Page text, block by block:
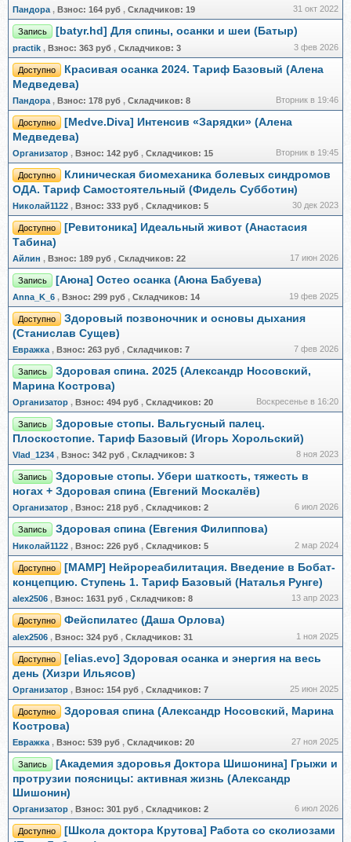
Пандора , Взнос: 164 руб , Складчиков: 19 31 окт 2022
Запись [batyr.hd] Для спины, осанки и шеи (Батыр)
practik , Взнос: 363 руб , Складчиков: 3 3 фев 2026
Доступно
Красивая осанка 2024. Тариф Базовый (Алена
Медведева)
Пандора , Взнос: 178 руб , Складчиков: 8 Вторник в 19:46
Доступно
[Medve.Diva] Интенсив «Зарядки» (Алена
Медведева)
Организатор , Взнос: 142 руб , Складчиков: 15 Вторник в 19:45
Доступно
Клиническая биомеханика болевых синдромов
ОДА. Тариф Самостоятельный (Фидель Субботин)
Николай1122 , Взнос: 333 руб , Складчиков: 5 30 дек 2023
Доступно
[Ревитоника] Идеальный живот (Анастасия
Табина)
Айлин , Взнос: 189 руб , Складчиков: 22 17 июн 2026
Запись [Аюна] Остео осанка (Аюна Бабуева)
Anna_K_6 , Взнос: 299 руб , Складчиков: 14 19 фев 2025
Доступно
Здоровый позвоночник и основы дыхания
(Станислав Сущев)
Евражкa , Взнос: 263 руб , Складчиков: 7 7 фев 2026
Запись
Здоровая спина. 2025 (Александр Носовский,
Марина Кострова)
Организатор , Взнос: 494 руб , Складчиков: 20 Воскресенье в 16:20
Запись
Здоровые стопы. Вальгусный палец.
Плоскостопие. Тариф Базовый (Игорь Хорольский)
Vlad_1234 , Взнос: 342 руб , Складчиков: 3 8 ноя 2023
Запись
Здоровые стопы. Убери шаткость, тяжесть в
ногах + Здоровая спина (Евгений Москалёв)
Организатор , Взнос: 218 руб , Складчиков: 2 6 июл 2026
Запись Здоровая спина (Евгения Филиппова)
Николай1122 , Взнос: 226 руб , Складчиков: 5 2 мар 2024
Доступно
[МАМР] Нейрореабилитация. Введение в Бобат-
концепцию. Ступень 1. Тариф Базовый (Наталья Рунге)
alex2506 , Взнос: 1631 руб , Складчиков: 8 13 апр 2023
Доступно Фейспилатес (Даша Орлова)
alex2506 , Взнос: 324 руб , Складчиков: 31 1 ноя 2025
Доступно
[elias.evo] Здоровая осанка и энергия на весь
день (Хизри Ильясов)
Организатор , Взнос: 154 руб , Складчиков: 7 25 июн 2025
Доступно
Здоровая спина (Александр Носовский, Марина
Кострова)
Евражкa , Взнос: 539 руб , Складчиков: 20 27 ноя 2025
Запись
[Академия здоровья Доктора Шишонина] Грыжи и
протрузии поясницы: активная жизнь (Александр
Шишонин)
Организатор , Взнос: 301 руб , Складчиков: 2 6 июл 2026
Доступно
[Школа доктора Крутова] Работа со сколиозами